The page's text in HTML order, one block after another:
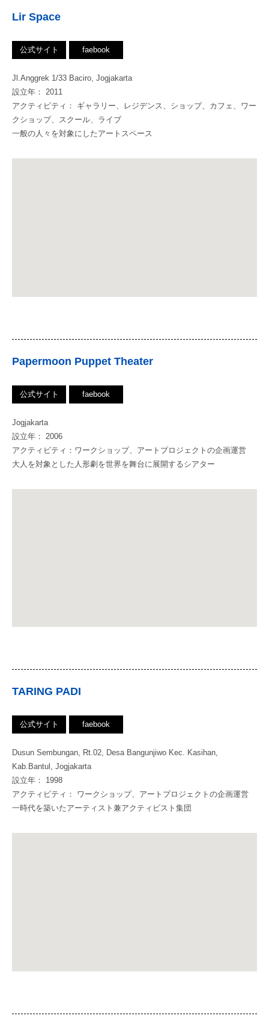
Lir Space
公式サイト faebook
Jl.Anggrek 1/33 Baciro, Jogjakarta
設立年： 2011
アクティビティ： ギャラリー、レジデンス、ショップ、カフェ、ワー
クショップ、スクール、ライブ
一般の人々を対象にしたアートスペース
Papermoon Puppet Theater
公式サイト faebook
Jogjakarta
設立年： 2006
アクティビティ：ワークショップ、アートプロジェクトの企画運営
大人を対象とした人形劇を世界を舞台に展開するシアター
TARING PADI
公式サイト faebook
Dusun Sembungan, Rt.02, Desa Bangunjiwo Kec. Kasihan,
Kab.Bantul, Jogjakarta
設立年： 1998
アクティビティ： ワークショップ、アートプロジェクトの企画運営
一時代を築いたアーティスト兼アクティビスト集団